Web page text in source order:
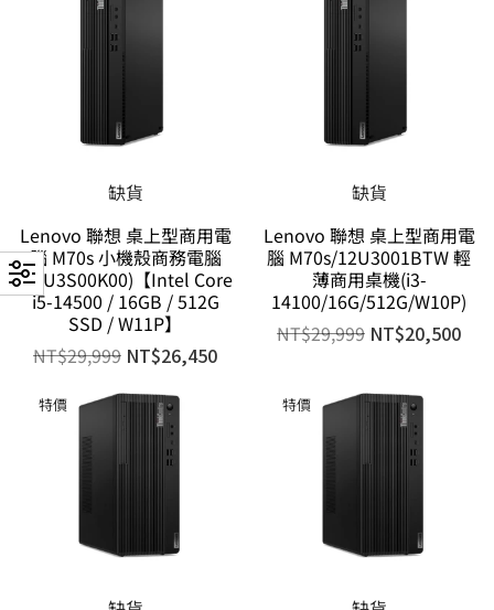
缺貨
Lenovo 聯想 桌上型商用電
腦 M70s 小機殼商務電腦
(12U3S00K00)【Intel Core
i5-14500 / 16GB / 512G
SSD / W11P】
NT$29,999 NT$26,450
缺貨
Lenovo 聯想 桌上型商用電
腦 M70s/12U3001BTW 輕
薄商用桌機(i3-
14100/16G/512G/W10P)
NT$29,999 NT$20,500
特價 特價